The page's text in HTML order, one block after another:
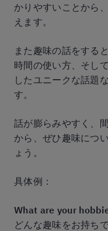
かりやすいことから
えます。
また趣味の話をする
時間の使い方、そし
したユニークな話題
す。
話が膨らみやすく、
から、ぜひ趣味につ
ょう。
具体例：
What are your
どんな趣味をお持ち